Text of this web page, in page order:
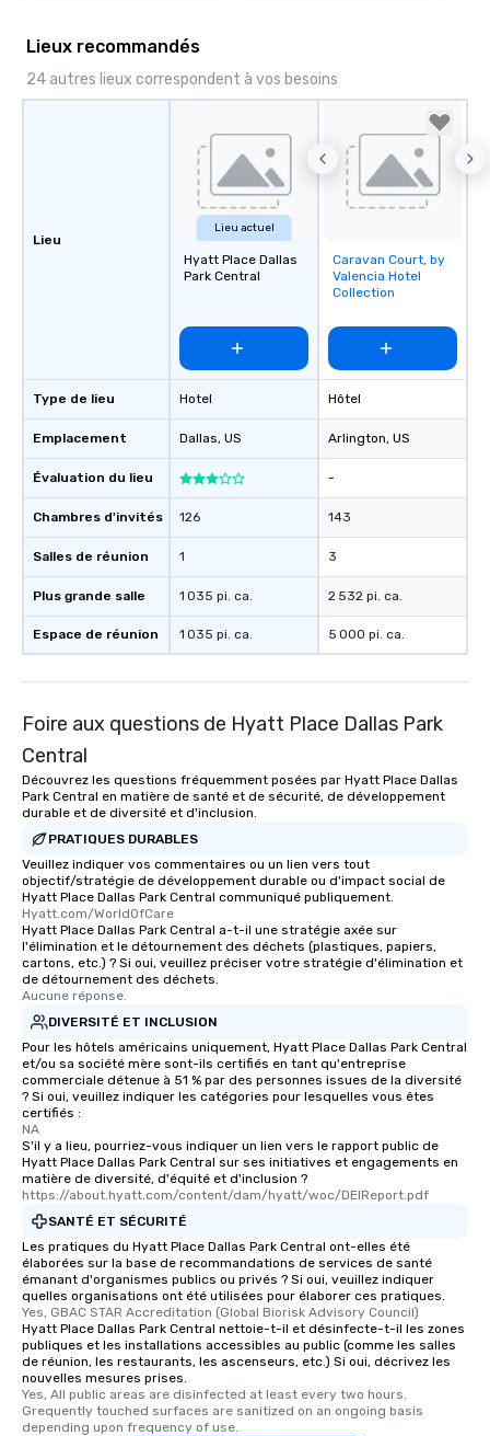
Lieux recommandés
24 autres lieux correspondent à vos besoins
Lieu
Type de lieu
Emplacement
Évaluation du lieu
Chambres d'invités
Salles de réunion
Plus grande salle
Espace de réunion
Lieu actuel
Hyatt Place Dallas
Park Central
Hotel
Dallas, US
126
1
1 035 pi. ca.
1 035 pi. ca.
Removed from
favorites
Caravan Court, by
Valencia Hotel
Collection
Hôtel
Arlington, US
-
143
3
2 532 pi. ca.
5 000 pi. ca.
Foire aux questions de Hyatt Place Dallas Park
Central
Découvrez les questions fréquemment posées par Hyatt Place Dallas
Park Central en matière de santé et de sécurité, de développement
durable et de diversité et d'inclusion.
PRATIQUES DURABLES
Veuillez indiquer vos commentaires ou un lien vers tout
objectif/stratégie de développement durable ou d'impact social de
Hyatt Place Dallas Park Central communiqué publiquement.
Hyatt.com/WorldOfCare
Hyatt Place Dallas Park Central a-t-il une stratégie axée sur
l'élimination et le détournement des déchets (plastiques, papiers,
cartons, etc.) ? Si oui, veuillez préciser votre stratégie d'élimination et
de détournement des déchets.
Aucune réponse.
DIVERSITÉ ET INCLUSION
Pour les hôtels américains uniquement, Hyatt Place Dallas Park Central
et/ou sa société mère sont-ils certifiés en tant qu'entreprise
commerciale détenue à 51 % par des personnes issues de la diversité
? Si oui, veuillez indiquer les catégories pour lesquelles vous êtes
certifiés :
NA
S'il y a lieu, pourriez-vous indiquer un lien vers le rapport public de
Hyatt Place Dallas Park Central sur ses initiatives et engagements en
matière de diversité, d'équité et d'inclusion ?
https://about.hyatt.com/content/dam/hyatt/woc/DEIReport.pdf
SANTÉ ET SÉCURITÉ
Les pratiques du Hyatt Place Dallas Park Central ont-elles été
élaborées sur la base de recommandations de services de santé
émanant d'organismes publics ou privés ? Si oui, veuillez indiquer
quelles organisations ont été utilisées pour élaborer ces pratiques.
Yes, GBAC STAR Accreditation (Global Biorisk Advisory Council)
Hyatt Place Dallas Park Central nettoie-t-il et désinfecte-t-il les zones
publiques et les installations accessibles au public (comme les salles
de réunion, les restaurants, les ascenseurs, etc.) Si oui, décrivez les
nouvelles mesures prises.
Yes, All public areas are disinfected at least every two hours.
Grequently touched surfaces are sanitized on an ongoing basis
depending upon frequency of use.